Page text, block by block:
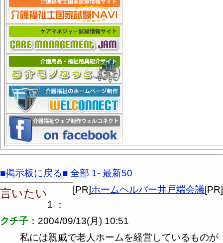
■掲示板に戻る■ 全部 1- 最新50
[PR]ホームヘルパー井戸端会議[PR]
言いたい
1 ：
クチ子 ：2004/09/13(月) 10:51
私には親戚で老人ホームを経営しているものが